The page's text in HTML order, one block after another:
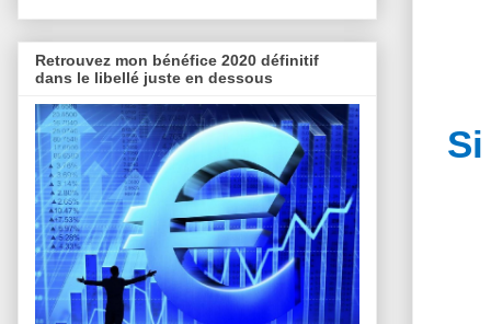
Retrouvez mon bénéfice 2020 définitif
dans le libellé juste en dessous